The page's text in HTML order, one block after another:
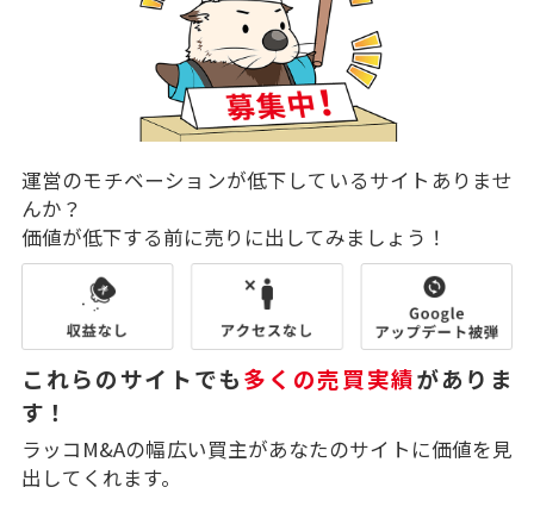
運営のモチベーションが低下しているサイトありませ
んか？
価値が低下する前に売りに出してみましょう！
これらのサイトでも多くの売買実績がありま
す！
ラッコM&Aの幅広い買主があなたのサイトに価値を見
出してくれます。